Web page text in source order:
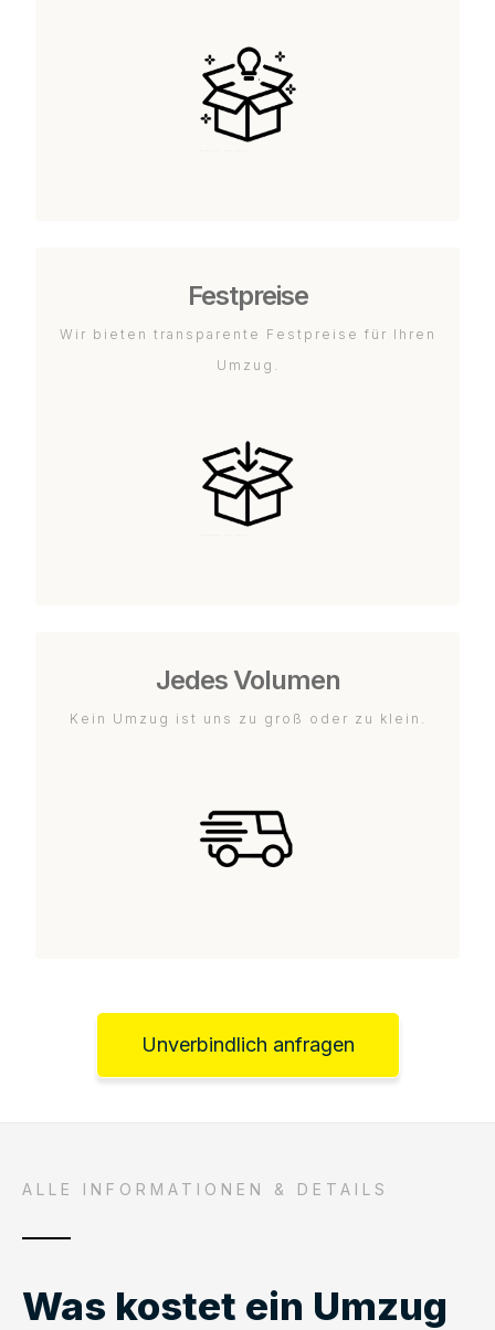
Festpreise
Wir bieten transparente Festpreise für Ihren
Umzug.
Jedes Volumen
Kein Umzug ist uns zu groß oder zu klein.
Unverbindlich anfragen
ALLE INFORMATIONEN & DETAILS
Was kostet ein Umzug